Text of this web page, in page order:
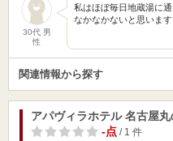
30代 男
性
私はほぼ毎日地蔵湯に
なかなかないと思いま
関連情報から探す
アパヴィラホテル 名古屋
-点/ 1 件